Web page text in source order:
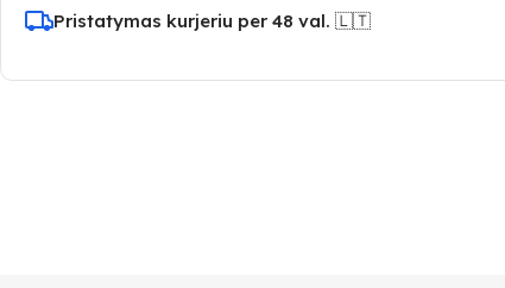
Pristatymas kurjeriu per 48 val. 🇱🇹